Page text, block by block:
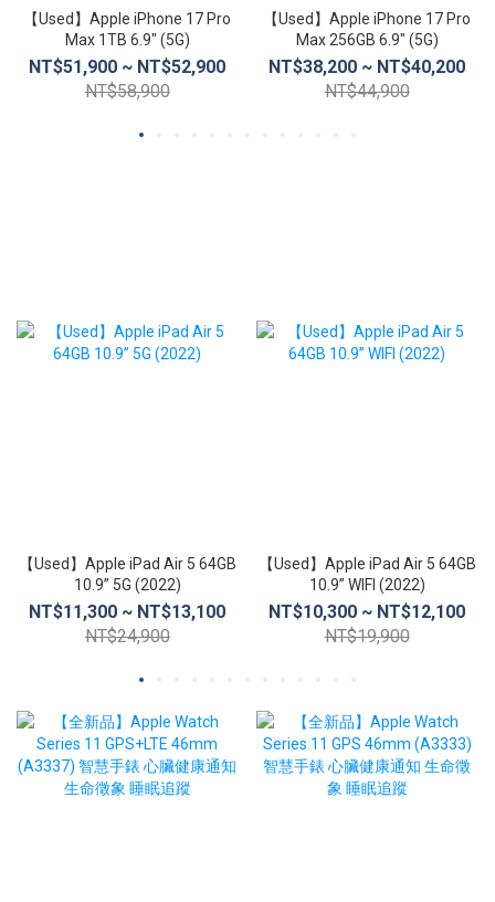
【Used】Apple iPhone 17 Pro
Max 1TB 6.9″ (5G)
NT$51,900 ~ NT$52,900
NT$58,900
【Used】Apple iPhone 17 Pro
Max 256GB 6.9″ (5G)
NT$38,200 ~ NT$40,200
NT$44,900
【Used】Apple iPad Air 5 64GB
10.9” 5G (2022)
NT$11,300 ~ NT$13,100
NT$24,900
【Used】Apple iPad Air 5 64GB
10.9” WIFI (2022)
NT$10,300 ~ NT$12,100
NT$19,900